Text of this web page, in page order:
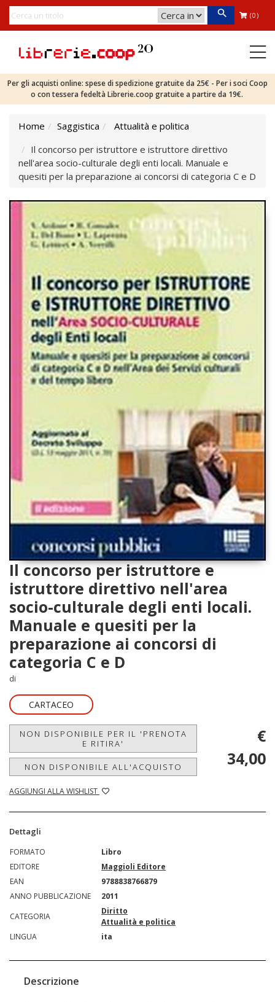
(0)
Per gli acquisti online: spese di spedizione gratuite da 25€ - Per i soci Coop
o con tessera fedeltà Librerie.coop gratuite a partire da 19€.
Home Saggistica
Attualità e politica
Il concorso per istruttore e istruttore direttivo
nell'area socio-culturale degli enti locali. Manuale e
quesiti per la preparazione ai concorsi di categoria C e D
Il concorso per istruttore e
istruttore direttivo nell'area
socio-culturale degli enti locali.
Manuale e quesiti per la
preparazione ai concorsi di
categoria C e D
di
CARTACEO
NON DISPONIBILE PER IL 'PRENOTA
E RITIRA'
NON DISPONIBILE ALL'ACQUISTO
AGGIUNGI ALLA WISHLIST
€
34,00
Dettagli
FORMATO
Libro
EDITORE
Maggioli Editore
EAN
9788838766879
ANNO PUBBLICAZIONE
2011
CATEGORIA
Diritto
Attualità e politica
LINGUA
ita
Descrizione